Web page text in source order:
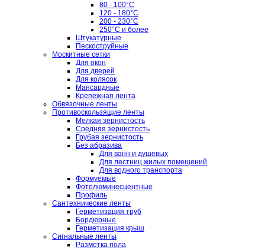
80 - 100°C
120 - 180°C
200 - 230°C
250°C и более
Штукатурные
Пескоструйные
Москитные сетки
Для окон
Для дверей
Для колясок
Мансардные
Крепёжная лента
Обвязочные ленты
Противоскользящие ленты
Мелкая зернистость
Средняя зернистость
Грубая зернистость
Без абразива
Для ванн и душевых
Для лестниц жилых помещений
Для водного транспорта
Формуемые
Фотолюминесцентные
Профиль
Сантехнические ленты
Герметизация труб
Бордюрные
Герметизация крыш
Сигнальные ленты
Разметка пола